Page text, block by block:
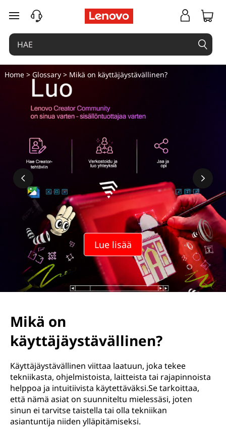
siirry pääsisältöön
Lue lisää
Home> Glossary> Mikä on käyttäjäystävällinen?
Mikä on
käyttäjäystävällinen?
Käyttäjäystävällinen viittaa laatuun, joka tekee
tekniikasta, ohjelmistoista, laitteista tai rajapinnoista
helppoa ja intuitiivista käytettäväksi.Se tarkoittaa,
että nämä asiat on suunniteltu mielessäsi, joten
sinun ei tarvitse taistella tai olla tekniikan
asiantuntija niiden ylläpitämiseksi.